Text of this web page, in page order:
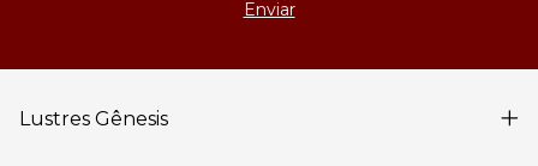
Lustres Gênesis